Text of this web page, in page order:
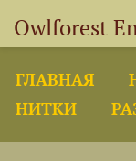
Owlforest
ГЛАВНАЯ
НИТКИ